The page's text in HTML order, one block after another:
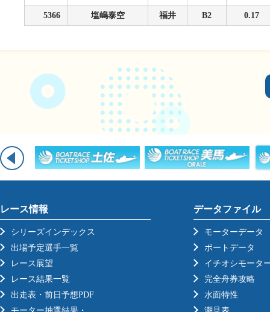
5366 塩嶋泰空 福井 B2 0.17
レース情報
シリーズインデックス
出場予定選手一覧
レース展望
レース結果一覧
出走表・前日予想PDF
データファイル
モーターデータ
ボートデータ
イチオシモータ
完全舟券攻略
水面特性